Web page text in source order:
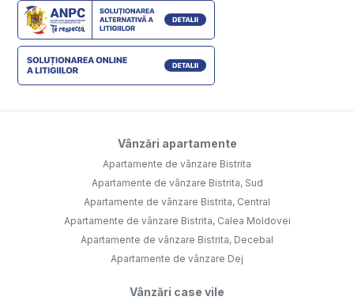
Vânzări apartamente
Apartamente de vânzare Bistrita
Apartamente de vânzare Bistrita, Sud
Apartamente de vânzare Bistrita, Central
Apartamente de vânzare Bistrita, Calea Moldovei
Apartamente de vânzare Bistrita, Decebal
Apartamente de vânzare Dej
Vânzări case vile